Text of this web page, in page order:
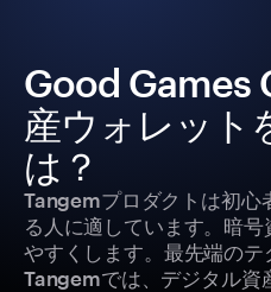
Good Games
産ウォレット
は？
Tangemプロダクトは初心
る人に適しています。暗
やすくします。最先端のテ
Tangemでは、デジタル資